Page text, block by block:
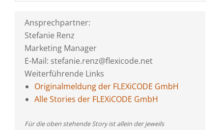
Ansprechpartner:
Stefanie Renz
Marketing Manager
E-Mail: stefanie.renz@flexicode.net
Weiterführende Links
Originalmeldung der FLEXiCODE GmbH
Alle Stories der FLEXiCODE GmbH
Für die oben stehende Story ist allein der jeweils